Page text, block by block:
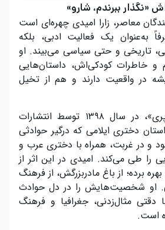
«نگذار ببرندم، شارو»
معاصر، زارا امیدی چهره‌ای است
به‌عنوان یک فعالیت ادبی، بلکه
تاریخی و حتی سیاسی می‌بیند. او
و خاطرات کودکی‌اش، داستان‌هایی
در واقعیت دارند و هم از تخیل
اولین رمانش، «شاه‌پری»، در سال ۱۳۹۸ توسط انتشارات
دختری ایلامی که درگیر حوادثی
و در غربت، همراه با دختری عرب و
را طی می‌کند. امیدی در این اثر از
برده؛ از باغ مادربزرگش، از فرهنگ
او شخصیت‌هایش را در دل حوادث
دقتی مثال‌زدنی، جغرافیا و فرهنگ
است.